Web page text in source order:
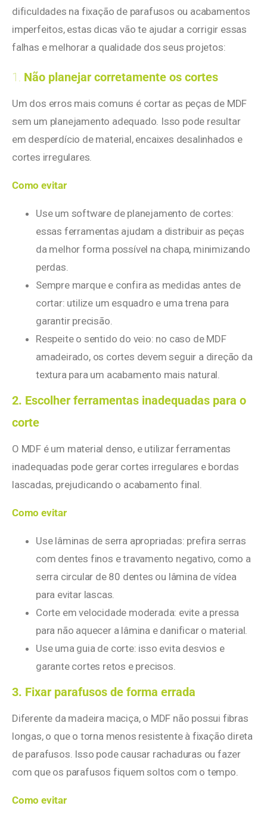
dificuldades na fixação de parafusos ou acabamentos
imperfeitos, estas dicas vão te ajudar a corrigir essas
falhas e melhorar a qualidade dos seus projetos:
1. Não planejar corretamente os cortes
Um dos erros mais comuns é cortar as peças de MDF
sem um planejamento adequado. Isso pode resultar
em desperdício de material, encaixes desalinhados e
cortes irregulares.
Como evitar
Use um software de planejamento de cortes:
essas ferramentas ajudam a distribuir as peças
da melhor forma possível na chapa, minimizando
perdas.
Sempre marque e confira as medidas antes de
cortar: utilize um esquadro e uma trena para
garantir precisão.
Respeite o sentido do veio: no caso de MDF
amadeirado, os cortes devem seguir a direção da
textura para um acabamento mais natural.
2. Escolher ferramentas inadequadas para o
corte
O MDF é um material denso, e utilizar ferramentas
inadequadas pode gerar cortes irregulares e bordas
lascadas, prejudicando o acabamento final.
Como evitar
Use lâminas de serra apropriadas: prefira serras
com dentes finos e travamento negativo, como a
serra circular de 80 dentes ou lâmina de vídea
para evitar lascas.
Corte em velocidade moderada: evite a pressa
para não aquecer a lâmina e danificar o material.
Use uma guia de corte: isso evita desvios e
garante cortes retos e precisos.
3. Fixar parafusos de forma errada
Diferente da madeira maciça, o MDF não possui fibras
longas, o que o torna menos resistente à fixação direta
de parafusos. Isso pode causar rachaduras ou fazer
com que os parafusos fiquem soltos com o tempo.
Como evitar